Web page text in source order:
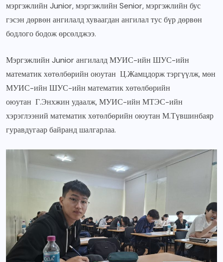
мэргэжлийн Junior, мэргэжлийн Senior, мэргэжлийн бус
гэсэн дөрвөн ангилалд хуваагдан ангилал тус бүр дөрвөн
бодлого бодож өрсөлджээ.
Мэргэжлийн Junior ангилалд МУИС-ийн ШУС-ийн
математик хөтөлбөрийн оюутан Ц.Жамцдорж тэргүүлж, мөн
МУИС-ийн ШУС-ийн математик хөтөлбөрийн
оюутан Г.Энхжин удаалж, МУИС-ийн МТЭС-ийн
хэрэглээний математик хөтөлбөрийн оюутан М.Түвшинбаяр
гуравдугаар байранд шалгарлаа.